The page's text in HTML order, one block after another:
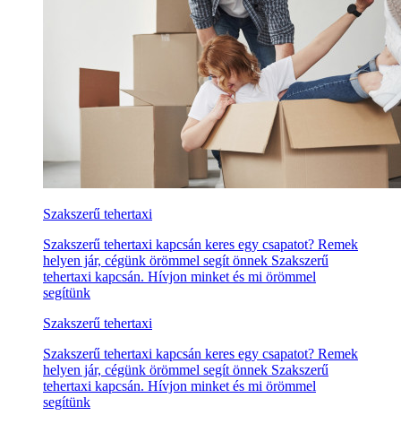
Szakszerű tehertaxi
Szakszerű tehertaxi kapcsán keres egy csapatot? Remek
helyen jár, cégünk örömmel segít önnek Szakszerű
tehertaxi kapcsán. Hívjon minket és mi örömmel
segítünk
Szakszerű tehertaxi
Szakszerű tehertaxi kapcsán keres egy csapatot? Remek
helyen jár, cégünk örömmel segít önnek Szakszerű
tehertaxi kapcsán. Hívjon minket és mi örömmel
segítünk